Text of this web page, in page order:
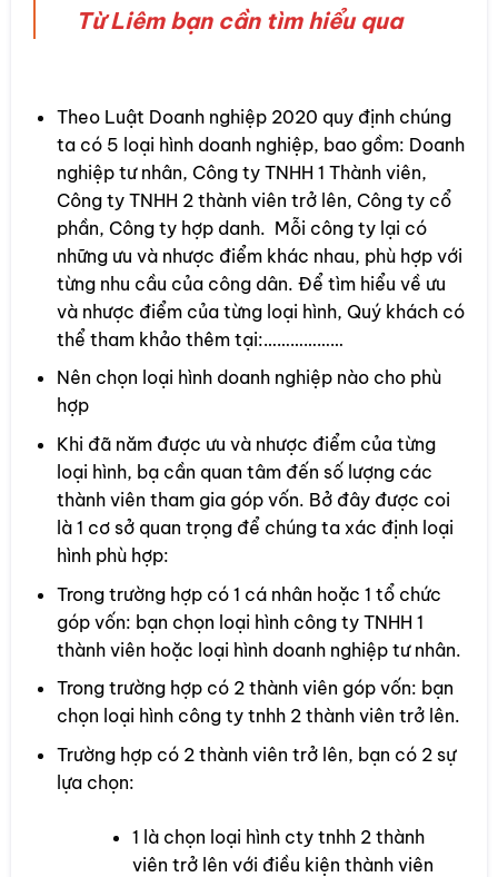
Từ Liêm bạn cần tìm hiểu qua
Theo Luật Doanh nghiệp 2020 quy định chúng
ta có 5 loại hình doanh nghiệp, bao gồm: Doanh
nghiệp tư nhân, Công ty TNHH 1 Thành viên,
Công ty TNHH 2 thành viên trở lên, Công ty cổ
phần, Công ty hợp danh. Mỗi công ty lại có
những ưu và nhược điểm khác nhau, phù hợp với
từng nhu cầu của công dân. Để tìm hiểu về ưu
và nhược điểm của từng loại hình, Quý khách có
thể tham khảo thêm tại:………………
Nên chọn loại hình doanh nghiệp nào cho phù
hợp
Khi đã năm được ưu và nhược điểm của từng
loại hình, bạ cần quan tâm đến số lượng các
thành viên tham gia góp vốn. Bở đây được coi
là 1 cơ sở quan trọng để chúng ta xác định loại
hình phù hợp:
Trong trường hợp có 1 cá nhân hoặc 1 tổ chức
góp vốn: bạn chọn loại hình công ty TNHH 1
thành viên hoặc loại hình doanh nghiệp tư nhân.
Trong trường hợp có 2 thành viên góp vốn: bạn
chọn loại hình công ty tnhh 2 thành viên trở lên.
Trường hợp có 2 thành viên trở lên, bạn có 2 sự
lựa chọn:
1 là chọn loại hình cty tnhh 2 thành
viên trở lên với điều kiện thành viên